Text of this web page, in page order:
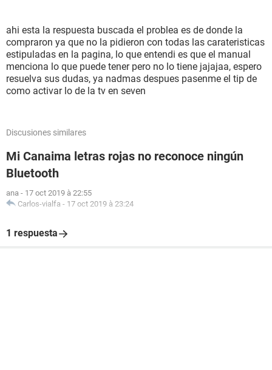
ahi esta la respuesta buscada el problea es de donde la
compraron ya que no la pidieron con todas las carateristicas
estipuladas en la pagina, lo que entendi es que el manual
menciona lo que puede tener pero no lo tiene jajajaa, espero
resuelva sus dudas, ya nadmas despues pasenme el tip de
como activar lo de la tv en seven
Discusiones similares
Mi Canaima letras rojas no reconoce ningún
Bluetooth
ana - 17 oct 2019 à 22:55
Carlos-vialfa - 17 oct 2019 à 23:24
1 respuesta